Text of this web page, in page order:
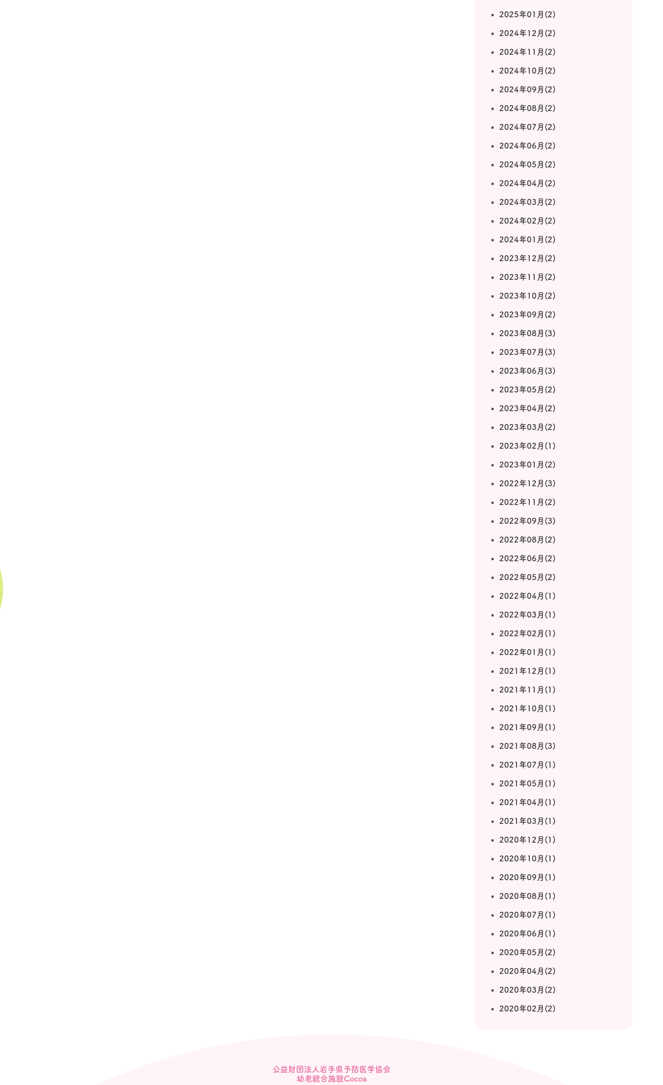
2025年01月(2)
2024年12月(2)
2024年11月(2)
2024年10月(2)
2024年09月(2)
2024年08月(2)
2024年07月(2)
2024年06月(2)
2024年05月(2)
2024年04月(2)
2024年03月(2)
2024年02月(2)
2024年01月(2)
2023年12月(2)
2023年11月(2)
2023年10月(2)
2023年09月(2)
2023年08月(3)
2023年07月(3)
2023年06月(3)
2023年05月(2)
2023年04月(2)
2023年03月(2)
2023年02月(1)
2023年01月(2)
2022年12月(3)
2022年11月(2)
2022年09月(3)
2022年08月(2)
2022年06月(2)
2022年05月(2)
2022年04月(1)
2022年03月(1)
2022年02月(1)
2022年01月(1)
2021年12月(1)
2021年11月(1)
2021年10月(1)
2021年09月(1)
2021年08月(3)
2021年07月(1)
2021年05月(1)
2021年04月(1)
2021年03月(1)
2020年12月(1)
2020年10月(1)
2020年09月(1)
2020年08月(1)
2020年07月(1)
2020年06月(1)
2020年05月(2)
2020年04月(2)
2020年03月(2)
2020年02月(2)
公益財団法人岩手県予防医学協会
幼老統合施設Cocoa